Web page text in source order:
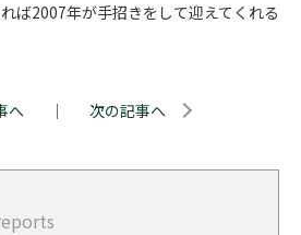
ば2007年が手招きをして迎えてくれる
へ ｜ 次の記事へ